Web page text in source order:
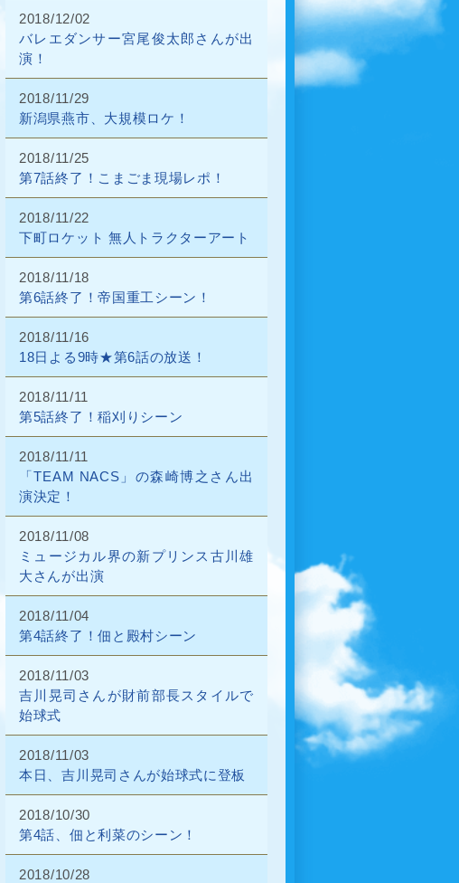
2018/12/02
バレエダンサー宮尾俊太郎さんが出
演！
2018/11/29
新潟県燕市、大規模ロケ！
2018/11/25
第7話終了！こまごま現場レポ！
2018/11/22
下町ロケット 無人トラクターアート
2018/11/18
第6話終了！帝国重工シーン！
2018/11/16
18日よる9時★第6話の放送！
2018/11/11
第5話終了！稲刈りシーン
2018/11/11
「TEAM NACS」の森崎博之さん出
演決定！
2018/11/08
ミュージカル界の新プリンス古川雄
大さんが出演
2018/11/04
第4話終了！佃と殿村シーン
2018/11/03
吉川晃司さんが財前部長スタイルで
始球式
2018/11/03
本日、吉川晃司さんが始球式に登板
2018/10/30
第4話、佃と利菜のシーン！
2018/10/28